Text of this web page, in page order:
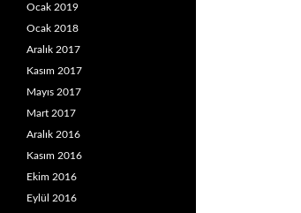
Ocak 2019
Ocak 2018
Aralık 2017
Kasım 2017
Mayıs 2017
Mart 2017
Aralık 2016
Kasım 2016
Ekim 2016
Eylül 2016